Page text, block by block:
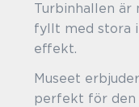
Turbinhallen är
fyllt med stora
effekt.
Museet
perfekt för den